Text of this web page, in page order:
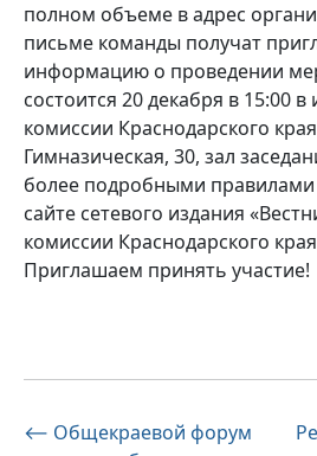
полном объеме в адрес
письме команды получат
информацию о проведении
состоится 20 декабря в 15:00
комиссии Краснодарского
Гимназическая, 30, зал
более подробными
сайте сетевого издания
комиссии Краснодарского
Приглашаем принять участие!
Навигация
⟵ Общекраевой форум